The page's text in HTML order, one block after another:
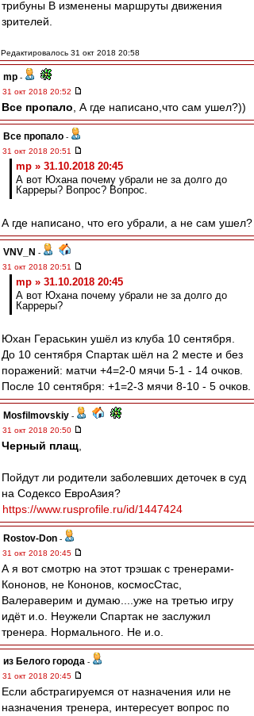
трибуны B изменены маршруты движения
зрителей.
Редактировалось 31 окт 2018 20:58
mp -
31 окт 2018 20:52
Все пропало , А где написано,что сам ушел?))
Все пропало -
31 окт 2018 20:51
mp » 31.10.2018 20:45
А вот Юхана почему убрали не за долго до
Карреры? Вопрос? Вопрос.
А где написано, что его убрали, а не сам ушел?
VNV_N -
31 окт 2018 20:51
mp » 31.10.2018 20:45
А вот Юхана почему убрали не за долго до
Карреры?
Юхан Гераськин ушёл из клуба 10 сентября.
До 10 сентября Спартак шёл на 2 месте и без
поражений: матчи +4=2-0 мячи 5-1 - 14 очков.
После 10 сентября: +1=2-3 мячи 8-10 - 5 очков.
Mosfilmovskiy -
31 окт 2018 20:50
Черный плащ
Пойдут ли родители заболевших деточек в суд
на Содексо ЕвроАзия?
https://www.rusprofile.ru/id/1447424
Rostov-Don -
31 окт 2018 20:45
А я вот смотрю на этот трэшак с тренерами-
Кононов, не Кононов, космосСтас,
Валераверим и думаю....уже на третью игру
идёт и.о. Неужели Спартак не заслужил
тренера. Нормального. Не и.о.
из Белого города -
31 окт 2018 20:45
Если абстрагируемся от назначения или не
назначения тренера, интересует вопрос по